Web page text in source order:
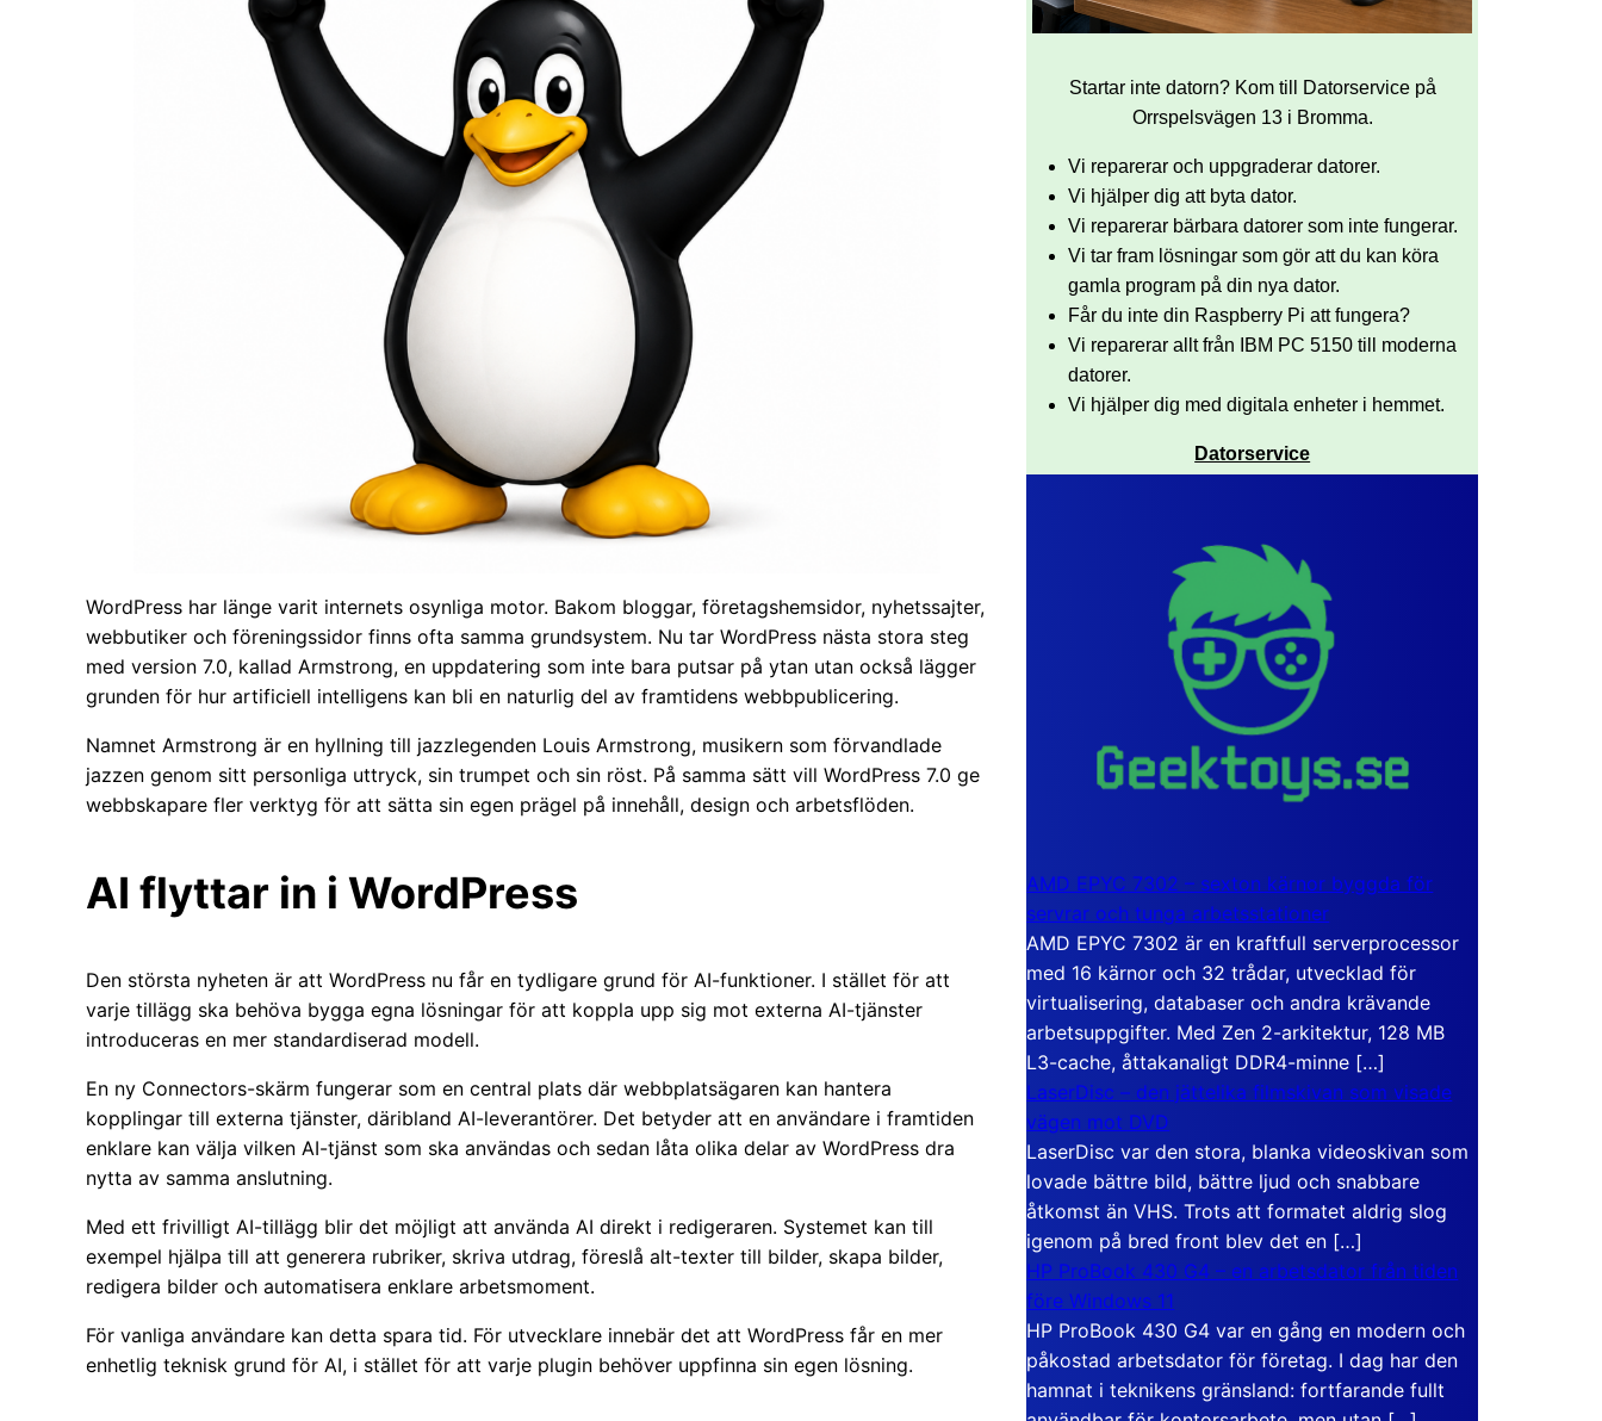
WordPress har länge varit internets osynliga motor. Bakom bloggar, företagshemsidor, nyhetssajter,
webbutiker och föreningssidor finns ofta samma grundsystem. Nu tar WordPress nästa stora steg
med version 7.0, kallad Armstrong, en uppdatering som inte bara putsar på ytan utan också lägger
grunden för hur artificiell intelligens kan bli en naturlig del av framtidens webbpublicering.
Namnet Armstrong är en hyllning till jazzlegenden Louis Armstrong, musikern som förvandlade
jazzen genom sitt personliga uttryck, sin trumpet och sin röst. På samma sätt vill WordPress 7.0 ge
webbskapare fler verktyg för att sätta sin egen prägel på innehåll, design och arbetsflöden.
AI flyttar in i WordPress
Den största nyheten är att WordPress nu får en tydligare grund för AI-funktioner. I stället för att
varje tillägg ska behöva bygga egna lösningar för att koppla upp sig mot externa AI-tjänster
introduceras en mer standardiserad modell.
En ny Connectors-skärm fungerar som en central plats där webbplatsägaren kan hantera
kopplingar till externa tjänster, däribland AI-leverantörer. Det betyder att en användare i framtiden
enklare kan välja vilken AI-tjänst som ska användas och sedan låta olika delar av WordPress dra
nytta av samma anslutning.
Med ett frivilligt AI-tillägg blir det möjligt att använda AI direkt i redigeraren. Systemet kan till
exempel hjälpa till att generera rubriker, skriva utdrag, föreslå alt-texter till bilder, skapa bilder,
redigera bilder och automatisera enklare arbetsmoment.
För vanliga användare kan detta spara tid. För utvecklare innebär det att WordPress får en mer
enhetlig teknisk grund för AI, i stället för att varje plugin behöver uppfinna sin egen lösning.
Startar inte datorn? Kom till Datorservice på
Orrspelsvägen 13 i Bromma.
Vi reparerar och uppgraderar datorer.
Vi hjälper dig att byta dator.
Vi reparerar bärbara datorer som inte fungerar.
Vi tar fram lösningar som gör att du kan köra
gamla program på din nya dator.
Får du inte din Raspberry Pi att fungera?
Vi reparerar allt från IBM PC 5150 till moderna
datorer.
Vi hjälper dig med digitala enheter i hemmet.
Datorservice
AMD EPYC 7302 – sexton kärnor byggda för
servrar och tunga arbetsstationer
AMD EPYC 7302 är en kraftfull serverprocessor
med 16 kärnor och 32 trådar, utvecklad för
virtualisering, databaser och andra krävande
arbetsuppgifter. Med Zen 2-arkitektur, 128 MB
L3-cache, åttakanaligt DDR4-minne […]
LaserDisc – den jättelika filmskivan som visade
vägen mot DVD
LaserDisc var den stora, blanka videoskivan som
lovade bättre bild, bättre ljud och snabbare
åtkomst än VHS. Trots att formatet aldrig slog
igenom på bred front blev det en […]
HP ProBook 430 G4 – en arbetsdator från tiden
före Windows 11
HP ProBook 430 G4 var en gång en modern och
påkostad arbetsdator för företag. I dag har den
hamnat i teknikens gränsland: fortfarande fullt